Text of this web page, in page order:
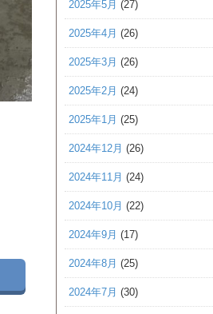
2025年5月 (27)
2025年4月 (26)
2025年3月 (26)
2025年2月 (24)
2025年1月 (25)
2024年12月 (26)
2024年11月 (24)
2024年10月 (22)
2024年9月 (17)
2024年8月 (25)
2024年7月 (30)